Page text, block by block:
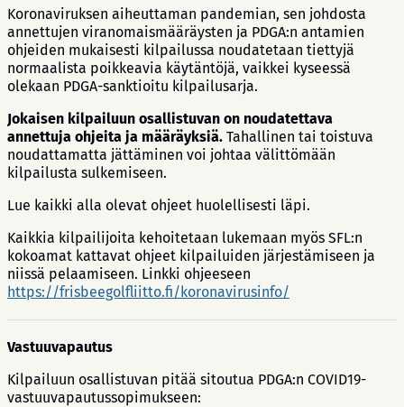
Koronaviruksen aiheuttaman pandemian, sen johdosta
annettujen viranomaismääräysten ja PDGA:n antamien
ohjeiden mukaisesti kilpailussa noudatetaan tiettyjä
normaalista poikkeavia käytäntöjä, vaikkei kyseessä
olekaan PDGA-sanktioitu kilpailusarja.
Jokaisen kilpailuun osallistuvan on noudatettava
annettuja ohjeita ja määräyksiä. Tahallinen tai toistuva
noudattamatta jättäminen voi johtaa välittömään
kilpailusta sulkemiseen.
Lue kaikki alla olevat ohjeet huolellisesti läpi.
Kaikkia kilpailijoita kehoitetaan lukemaan myös SFL:n
kokoamat kattavat ohjeet kilpailuiden järjestämiseen ja
niissä pelaamiseen. Linkki ohjeeseen
https://frisbeegolfliitto.fi/koronavirusinfo/
Vastuuvapautus
Kilpailuun osallistuvan pitää sitoutua PDGA:n COVID19-
vastuuvapautussopimukseen: